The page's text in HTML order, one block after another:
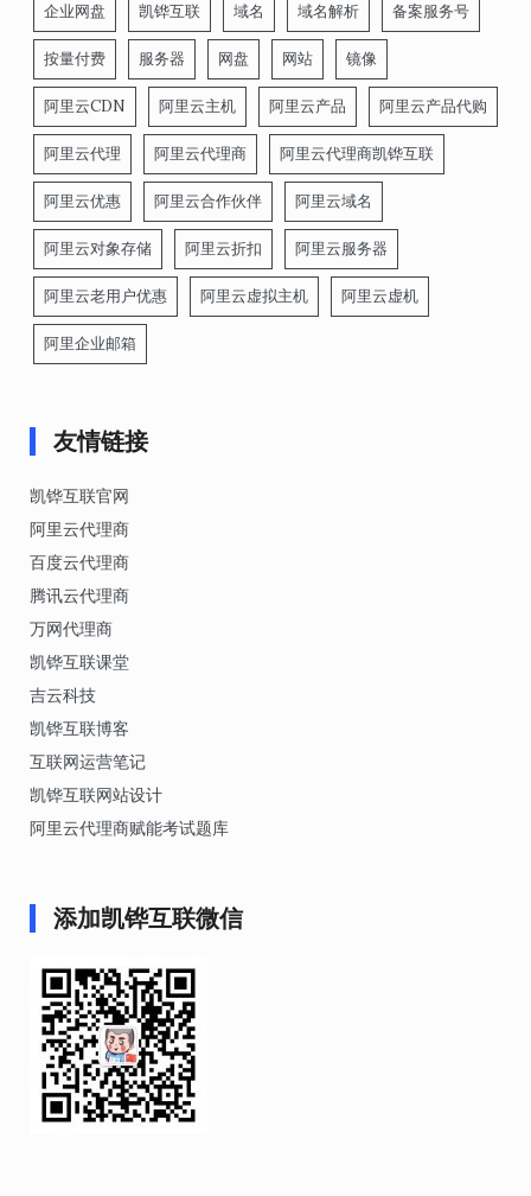
企业网盘 凯铧互联 域名 域名解析 备案服务号
按量付费 服务器 网盘 网站 镜像
阿里云CDN 阿里云主机 阿里云产品 阿里云产品代购
阿里云代理 阿里云代理商 阿里云代理商凯铧互联
阿里云优惠 阿里云合作伙伴 阿里云域名
阿里云对象存储 阿里云折扣 阿里云服务器
阿里云老用户优惠 阿里云虚拟主机 阿里云虚机
阿里企业邮箱
友情链接
凯铧互联官网
阿里云代理商
百度云代理商
腾讯云代理商
万网代理商
凯铧互联课堂
吉云科技
凯铧互联博客
互联网运营笔记
凯铧互联网站设计
阿里云代理商赋能考试题库
添加凯铧互联微信